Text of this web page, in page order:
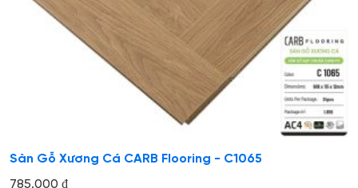
Sàn Gỗ Xương Cá CARB Flooring - C1065
785.000 ₫